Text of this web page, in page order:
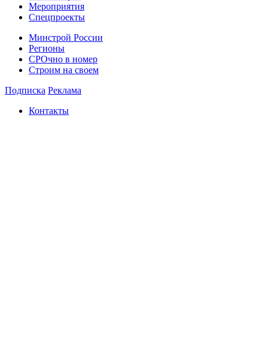
Мероприятия
Спецпроекты
Минстрой России
Регионы
СРОчно в номер
Строим на своем
Подписка Реклама
Контакты